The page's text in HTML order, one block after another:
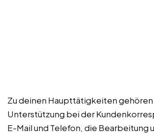
Zu deinen Haupttätigkeiten
Unterstützung bei der
E-Mail und Telefon, die Bearbeitung